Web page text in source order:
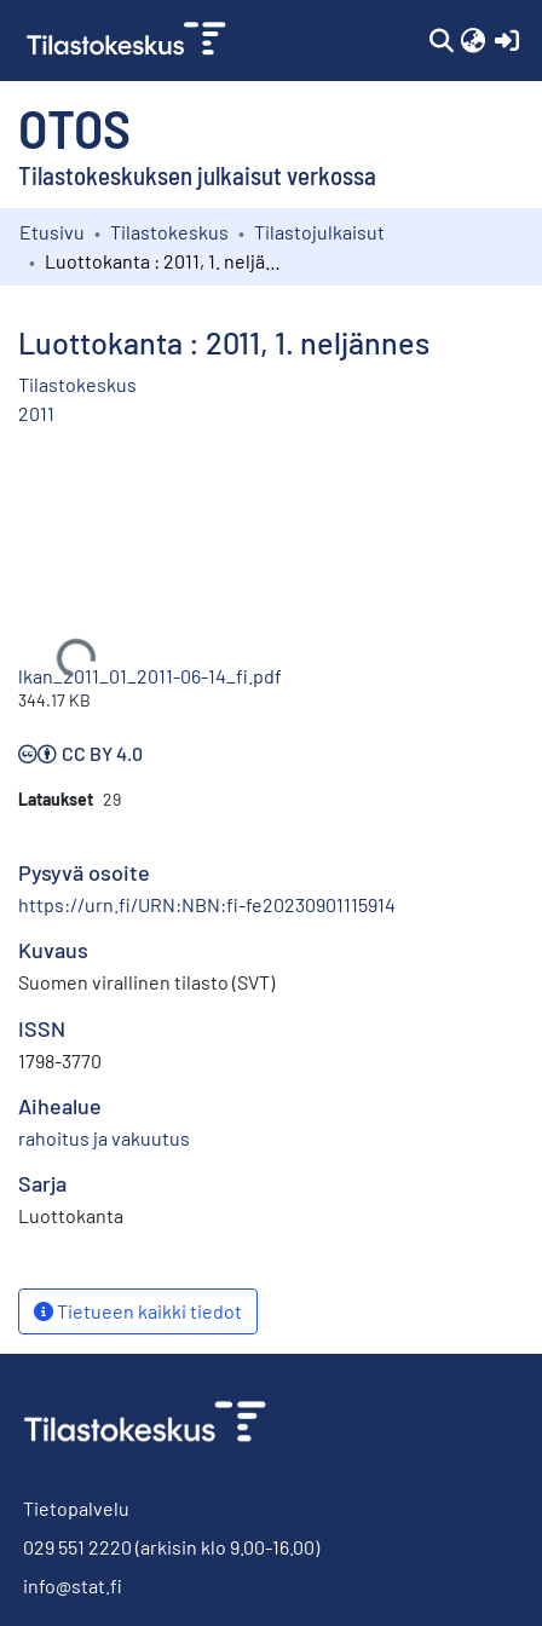
OTOS
Tilastokeskuksen julkaisut verkossa
Kokoelmat
Etusivu Tilastokeskus
Tilastojulkaisut
Luottokanta : 2011, 1. neljännes
Tilastokeskus
2011
Ladataan...
lkan_2011_01_2011-06-14_fi.pdf
344.17 KB
CC BY 4.0
Lataukset 29
Pysyvä osoite
https://urn.fi/URN:NBN:fi-fe20230901115914
Kuvaus
Suomen virallinen tilasto (SVT)
ISSN
1798-3770
Aihealue
rahoitus ja vakuutus
Sarja
Luottokanta
Tietueen kaikki tiedot
Tietopalvelu
029 551 2220 (arkisin klo 9.00-16.00)
info@stat.fi